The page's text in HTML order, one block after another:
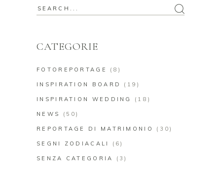
Search
CATEGORIE
FOTOREPORTAGE (8)
INSPIRATION BOARD (19)
INSPIRATION WEDDING (18)
NEWS (50)
REPORTAGE DI MATRIMONIO (30)
SEGNI ZODIACALI (6)
SENZA CATEGORIA (3)